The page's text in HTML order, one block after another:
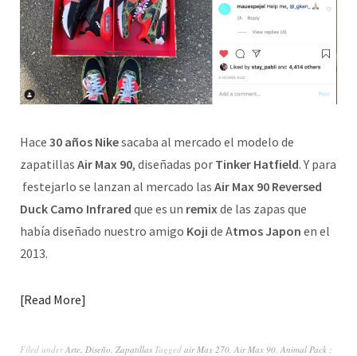
Hace 30 años Nikesacaba al mercado el modelo de
zapatillas Air Max 90, diseñadas por Tinker Hatfield. Y para
festejarlo se lanzan al mercado las Air Max 90 Reversed
Duck Camo Infrared que es un remixde las zapas que
había diseñado nuestro amigo Koji de Atmos Japon en el
2013.
Read More
Filed underArte, Diseño, Zapatillas Tagged air Max 270, Air Max 90, Animal Pack ;